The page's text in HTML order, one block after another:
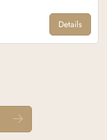
Details